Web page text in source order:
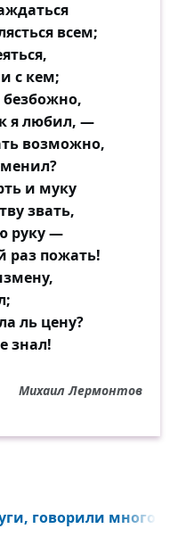
вой, но
не ползи ужом!
всем;
с кем;
я любил, —
возможно,
и муку
звать,
руку —
пожать!
ль цену?
знал!
Михаил Лермонтов
говорили много